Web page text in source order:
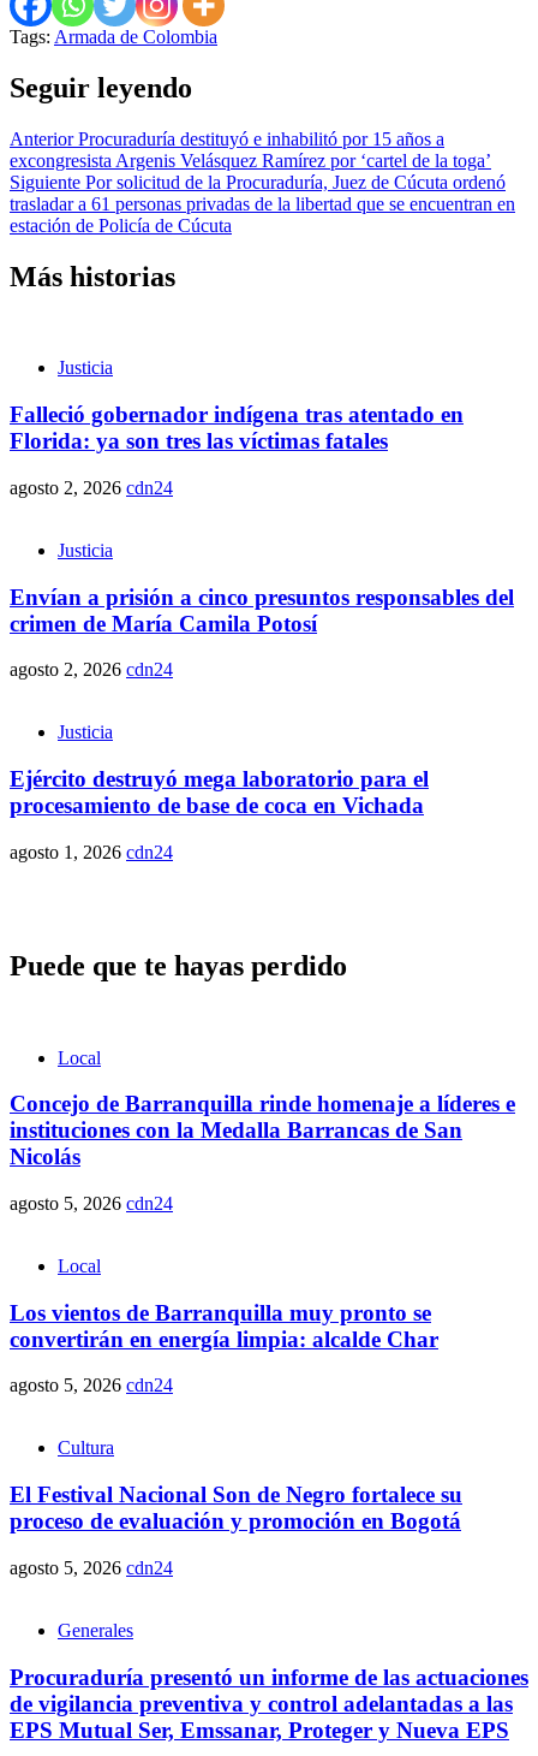
Tags: Armada de Colombia
Seguir leyendo
AnteriorProcuraduría destituyó e inhabilitó por 15 años a
excongresista Argenis Velásquez Ramírez por ‘cartel de la toga’
Siguiente Por solicitud de la Procuraduría, Juez de Cúcuta ordenó
trasladar a 61 personas privadas de la libertad que se encuentran en
estación de Policía de Cúcuta
Más historias
Justicia
Falleció gobernador indígena tras atentado en
Florida: ya son tres las víctimas fatales
agosto 2, 2026 cdn24
Justicia
Envían a prisión a cinco presuntos responsables del
crimen de María Camila Potosí
agosto 2, 2026 cdn24
Justicia
Ejército destruyó mega laboratorio para el
procesamiento de base de coca en Vichada
agosto 1, 2026 cdn24
Puede que te hayas perdido
Local
Concejo de Barranquilla rinde homenaje a líderes e
instituciones con la Medalla Barrancas de San
Nicolás
agosto 5, 2026 cdn24
Local
Los vientos de Barranquilla muy pronto se
convertirán en energía limpia: alcalde Char
agosto 5, 2026 cdn24
Cultura
El Festival Nacional Son de Negro fortalece su
proceso de evaluación y promoción en Bogotá
agosto 5, 2026 cdn24
Generales
Procuraduría presentó un informe de las actuaciones
de vigilancia preventiva y control adelantadas a las
EPS Mutual Ser, Emssanar, Proteger y Nueva EPS